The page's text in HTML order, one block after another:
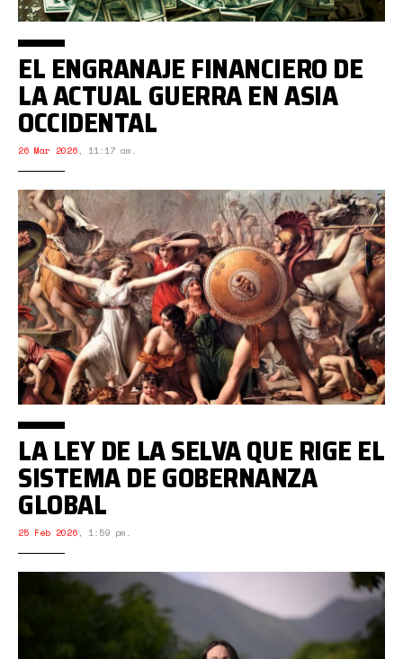
EL ENGRANAJE FINANCIERO DE
LA ACTUAL GUERRA EN ASIA
OCCIDENTAL
26 Mar 2026, 11:17 am.
LA LEY DE LA SELVA QUE RIGE EL
SISTEMA DE GOBERNANZA
GLOBAL
25 Feb 2026, 1:59 pm.